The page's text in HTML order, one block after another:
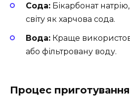
Сода: Бікарбонат
світу як харчова сода.
Вода: Краще
або фільтровану воду.
Процес приготування